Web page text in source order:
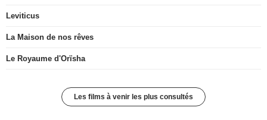
Leviticus
La Maison de nos rêves
Le Royaume d'Orïsha
Les films à venir les plus consultés